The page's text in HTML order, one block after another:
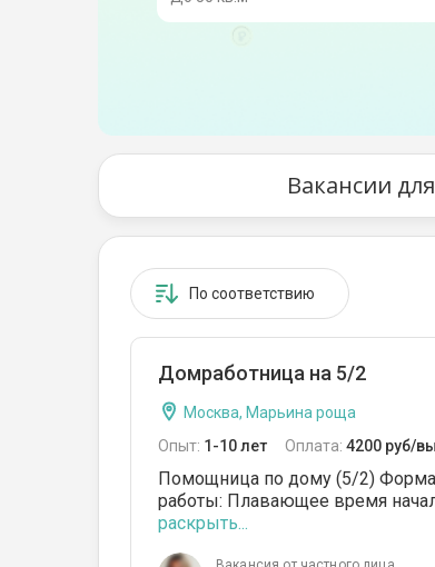
От 111 до 140 кв.м
От 141 до 170 кв.м
От 171 до 200 кв.м
От 701 до 900 кв.м
От 900 кв.м
Вакансии
По соответствию
Домработница на 5/2
Москва, Марьина роща
Опыт: 1-10 лет Оплата: 4200 руб/
Помощница по дому (5/2)
работы: Плавающее время
раскрыть...